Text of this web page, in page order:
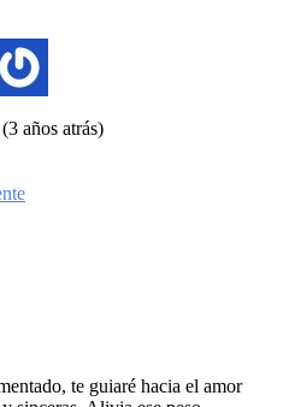
años atrás)
te guiaré hacia el amor